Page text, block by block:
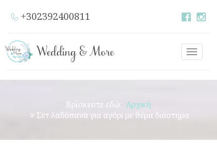
+302392400811
Toggle
Βρίσκεστε εδώ: Αρχική
Σετ λαδόπανα για αγόρι με θέμα διάστημα